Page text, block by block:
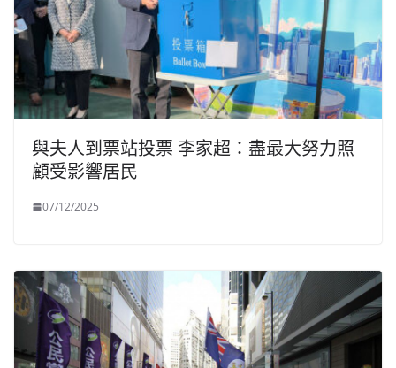
與夫人到票站投票 李家超：盡最大努力照
顧受影響居民
07/12/2025